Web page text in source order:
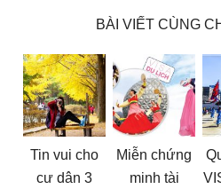
BÀI VIẾT CÙNG
Tin vui cho
cư dân 3
Miễn chứng
minh tài